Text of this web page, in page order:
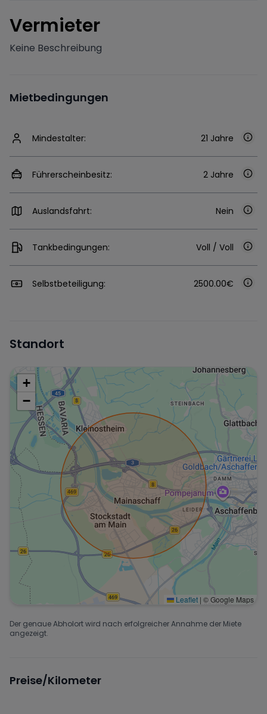
Vermieter
Keine Beschreibung
Mietbedingungen
Mindestalter: 21 Jahre
Führerscheinbesitz: 2 Jahre
Auslandsfahrt: Nein
Tankbedingungen: Voll / Voll
Selbstbeteiligung: 2500.00€
Standort
+
−
Leaflet | © Google Maps
Der genaue Abholort wird nach erfolgreicher Annahme der Miete
angezeigt.
Preise/Kilometer